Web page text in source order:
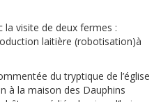
la visite de deux fermes :
laitière (robotisation)à
du tryptique de l’église
à la maison des Dauphins